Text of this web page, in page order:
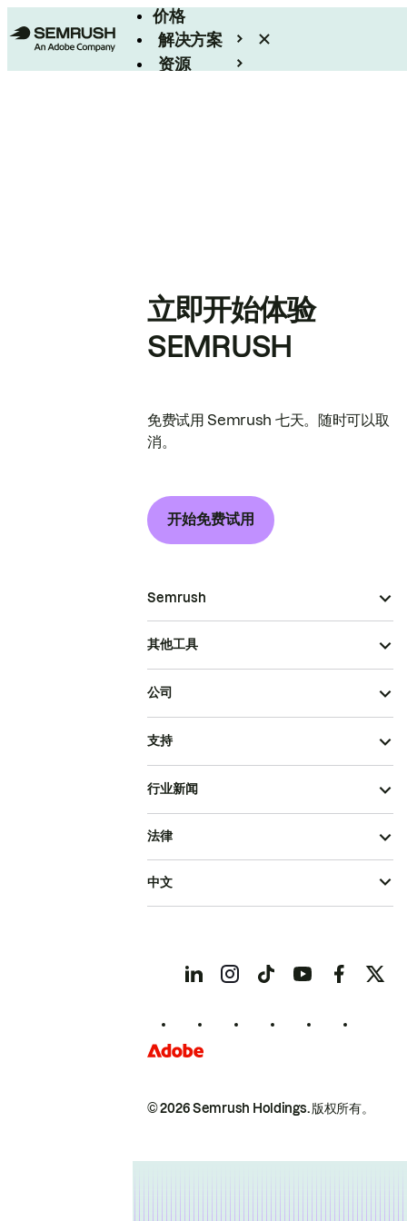
价格
解决方案
资源
立即开始体验
SEMRUSH
免费试用 Semrush 七天。随时可以取
消。
开始免费试用
Semrush
其他工具
公司
支持
行业新闻
© 2026 Semrush Holdings.版权所有。
法律
中文